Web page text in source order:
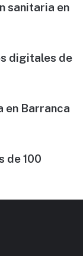
sanitaria en
digitales de
en Barranca
de 100